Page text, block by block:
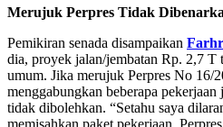
Merujuk Perpres Tidak
Pemikiran senada disampaikan
dia, proyek jalan/jembatan Rp. 2,7 T
umum. Jika merujuk Perpres No 16/
menggabungkan beberapa
tidak dibolehkan. “Setahu saya
memisahkan paket pekerjaan.